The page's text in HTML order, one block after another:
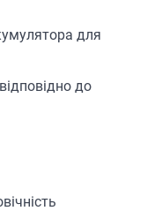
для
до